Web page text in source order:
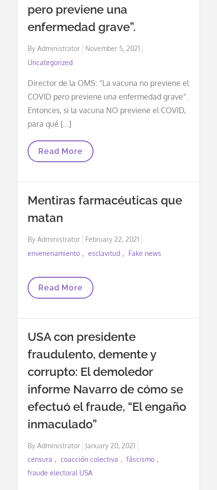
pero previene una
enfermedad grave”.
ByAdministrator
Posted
November 5, 2021
Uncategorized
Director de la OMS: “La vacuna no previene el
COVID pero previene una enfermedad grave”.
Entonces, si la vacuna NO previene el COVID,
para qué […]
Director
“La
No
El
COVID
Previene
Enfermedad
Read More
Mentiras farmacéuticas que
matan
ByAdministrator
Posted
on
February 22, 2021
envenenamiento
esclavitud Fake news
Mentiras
Farmacéuticas
Read More
USA con presidente
fraudulento, demente y
corrupto: El demoledor
informe Navarro de cómo se
efectuó el fraude, “El engaño
inmaculado”
ByAdministrator
Posted
on
January 20, 2021
censura
coacción colectiva
fáscismo
fraude electoral USA